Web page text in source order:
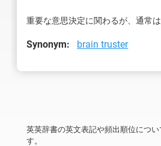
重要な意思決定に関わるが、通常
Synonym: brain truster
英英辞書の英文表記や頻出順位につ
す。